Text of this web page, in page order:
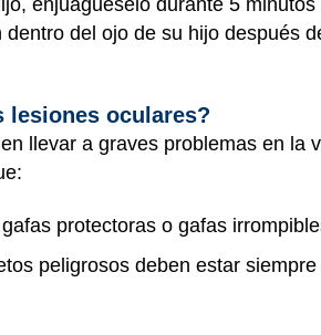
enjuágueselo durante 5
del ojo de su hijo después
lesiones oculares?
llevar a graves problemas en la
gafas protectoras o gafas
peligrosos deben estar